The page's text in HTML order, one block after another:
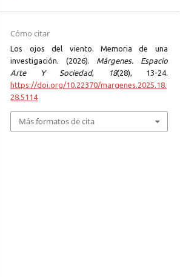
Cómo citar
Los ojos del viento. Memoria de una
investigación. (2026). Márgenes. Espacio
Arte Y Sociedad, 18(28), 13-24.
https://doi.org/10.22370/margenes.2025.18.
28.5114
Más formatos de cita